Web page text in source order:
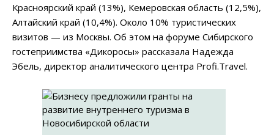
Красноярский край (13%), Кемеровская область (12,5%),
Алтайский край (10,4%). Около 10% туристических
визитов — из Москвы. Об этом на форуме Сибирского
гостеприимства «Дикоросы» рассказала Надежда
Эбель, директор аналитического центра Profi.Travel.